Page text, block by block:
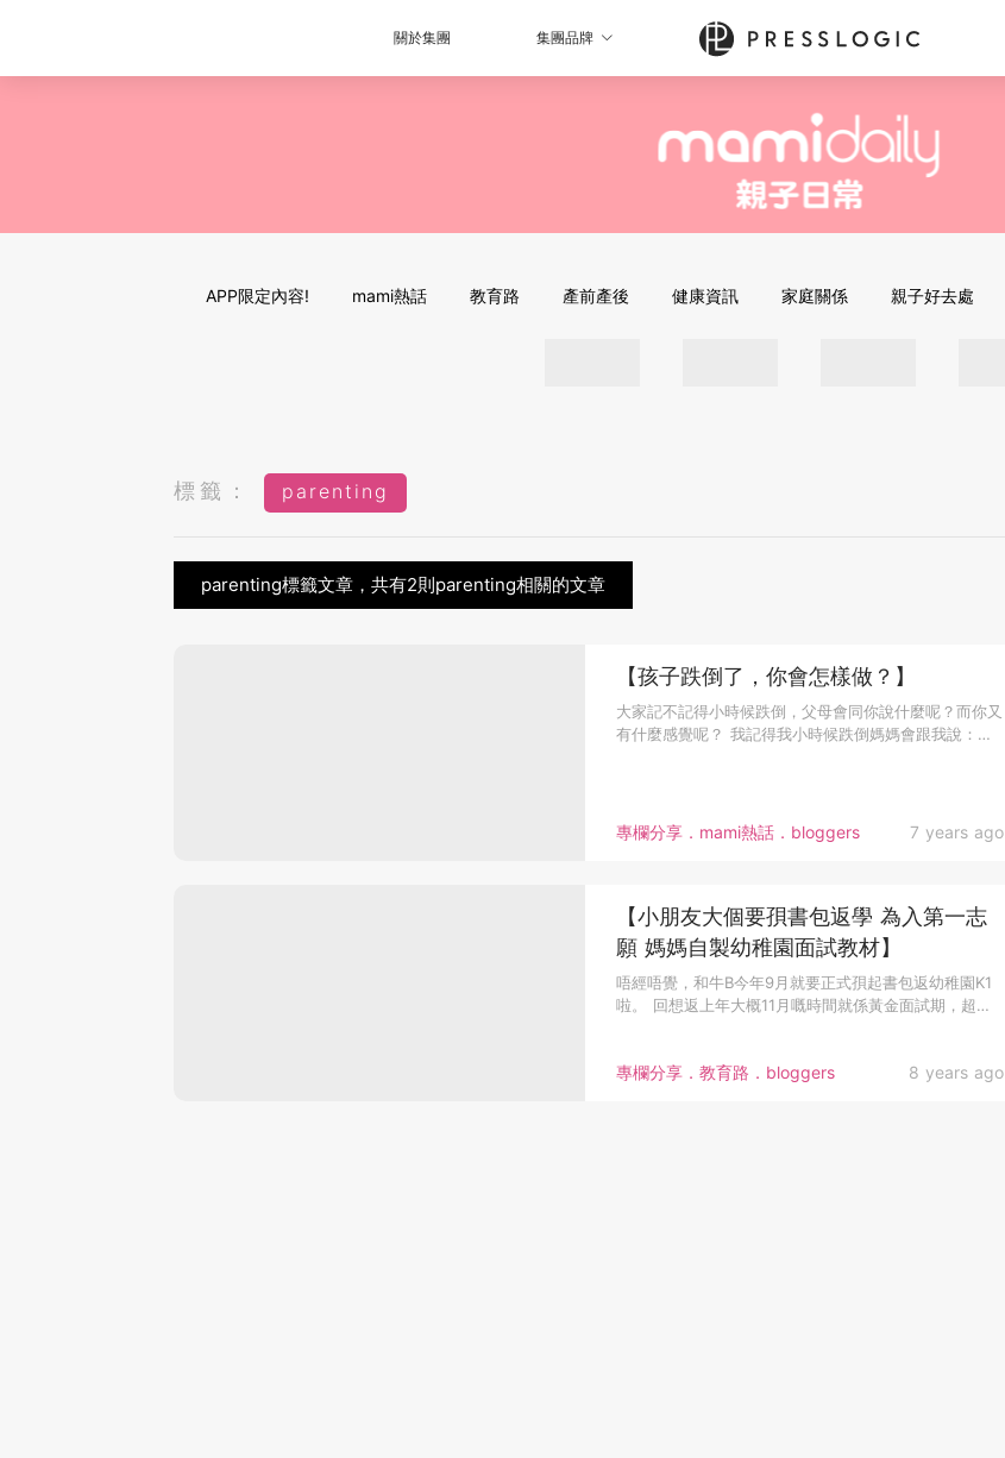
關於集團 集團品牌
APP限定內容! mami熱話 教育路 產前產後 健康資訊 家庭關係 親子好去處
標籤： parenting
parenting標籤文章，共有2則parenting相關的文章
專欄分享．mami熱話．bloggers 7 years ago
【孩子跌倒了，你會怎樣做？】
大家記不記得小時候跌倒，父母會同你說什麼呢？而你又
有什麼感覺呢？ 我記得我小時候跌倒媽媽會跟我說：
專欄分享．教育路．bloggers 8 years ago
【小朋友大個要孭書包返學 為入第一志
願 媽媽自製幼稚園面試教材】
唔經唔覺，和牛B今年9月就要正式孭起書包返幼稚園K1
啦。 回想返上年大概11月嘅時間就係黃金面試期，超級